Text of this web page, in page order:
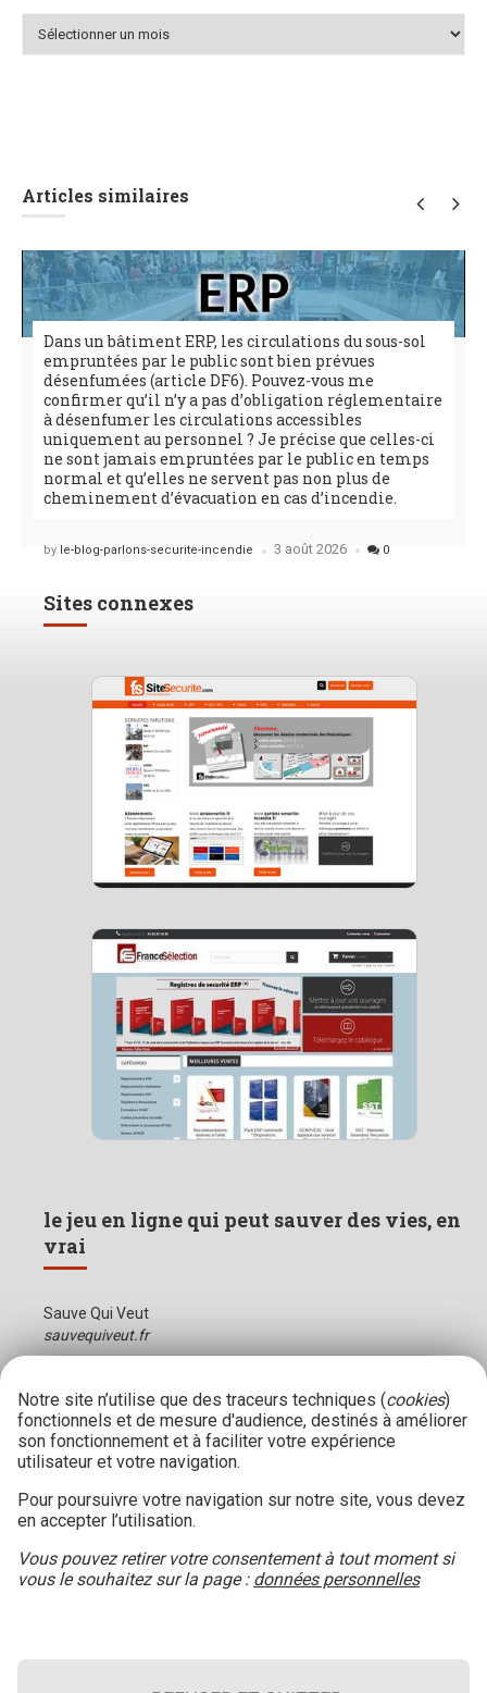
Archives
Articles similaires
Dans un bâtiment ERP, les circulations du sous-sol
empruntées par le public sont bien prévues
désenfumées (article DF6). Pouvez-vous me
confirmer qu’il n’y a pas d’obligation réglementaire
à désenfumer les circulations accessibles
uniquement au personnel ? Je précise que celles-ci
ne sont jamais empruntées par le public en temps
normal et qu’elles ne servent pas non plus de
cheminement d’évacuation en cas d’incendie.
Posted
by le-blog-parlons-securite-incendie 3 août 2026 0
Sites connexes
le jeu en ligne qui peut sauver des vies, en
vrai
Sauve Qui Veut
sauvequiveut.fr
Notre site n’utilise que des traceurs techniques (cookies)
fonctionnels et de mesure d'audience, destinés à améliorer
son fonctionnement et à faciliter votre expérience
utilisateur et votre navigation.
Pour poursuivre votre navigation sur notre site, vous devez
en accepter l’utilisation.
Vous pouvez retirer votre consentement à tout moment si
vous le souhaitez sur la page : données personnelles